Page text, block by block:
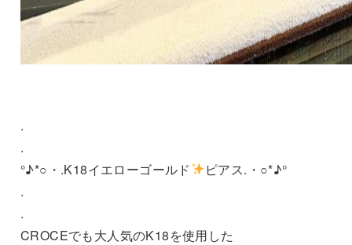
.
.
°♪*○・.K18イエローゴールド
ピアス.・○*♪°
.
.
CROCEでも大人気のK18を使用した